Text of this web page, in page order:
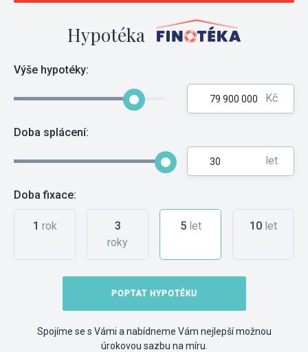
Hypotéka
Výše hypotéky:
Kč
Doba splácení:
let
Doba fixace:
1 rok
3
roky
5let 10 let
POPTAT HYPOTÉKU
Spojíme se s Vámi a nabídneme Vám nejlepší možnou
úrokovou sazbu na míru.